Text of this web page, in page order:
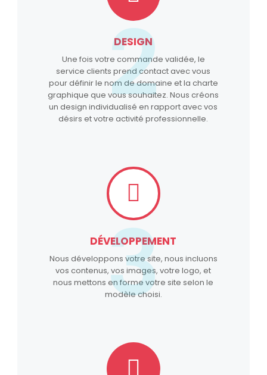
DESIGN
Une fois votre commande validée, le
service clients prend contact avec vous
pour définir le nom de domaine et la charte
graphique que vous souhaitez. Nous créons
un design individualisé en rapport avec vos
désirs et votre activité professionnelle.
2
DÉVELOPPEMENT
Nous développons votre site, nous incluons
vos contenus, vos images, votre logo, et
nous mettons en forme votre site selon le
modèle choisi.
3